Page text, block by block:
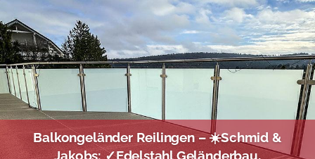
Balkongeländer Reilingen – ☀️Schmid &
Jakobs: ✓Edelstahl Geländerbau,